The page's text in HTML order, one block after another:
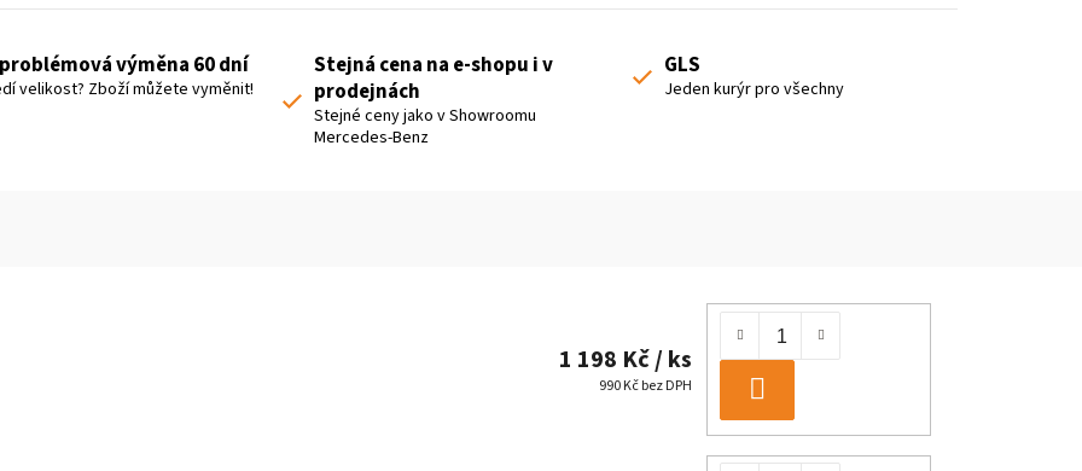
výměna 60 dní
velikost? Zboží můžete vyměnit!
Stejná cena na e-shopu i v
prodejnách
Stejné ceny jako v Showroomu
Mercedes-Benz
GLS
Jeden kurýr pro všechny
1 198 Kč/ ks
990 Kč bez DPH
DO
KOŠÍKU